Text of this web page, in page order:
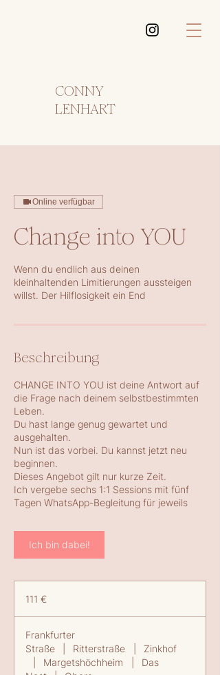
CONNY
LENHART
Online verfügbar
Change into YOU
Wenn du endlich aus deinen
kleinhaltenden Limitierungen aussteigen
willst. Der Hilflosigkeit ein End
Beschreibung
CHANGE INTO YOU ist deine Antwort auf
die Frage nach deinem selbstbestimmten
Leben.
Du hast lange genug gewartet und
ausgehalten.
Nun ist das vorbei. Du kannst jetzt neu
beginnen.
Dieses Angebot gilt nur kurze Zeit.
Ich vergebe sechs 1:1 Sessions mit fünf
Tagen WhatsApp-Begleitung für jeweils
Ich bin dabei!
111 €
Frankfurter
Straße
Ritterstraße
Zinkhof
Margetshöchheim
Das